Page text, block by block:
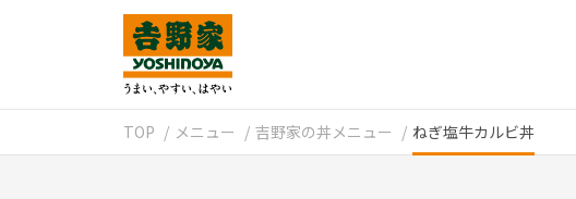
TOP メニュー 吉野家の丼メニュー ねぎ塩牛カルビ丼